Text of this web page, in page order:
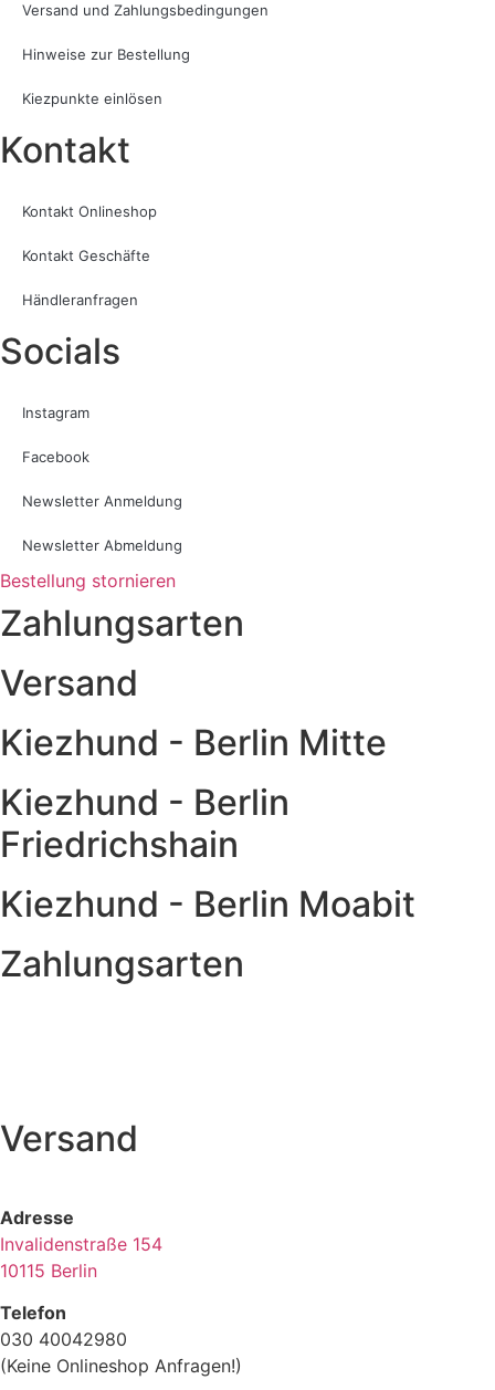
Versand und Zahlungsbedingungen
Hinweise zur Bestellung
Kiezpunkte einlösen
Kontakt​
Kontakt Onlineshop
Kontakt Geschäfte
Händleranfragen
Socials
Instagram
Facebook
Newsletter Anmeldung
Newsletter Abmeldung
Bestellung stornieren
Zahlungsarten
Versand
Kiezhund - Berlin Mitte
Kiezhund - Berlin
Friedrichshain
Kiezhund - Berlin Moabit
Zahlungsarten
Versand
Adresse
Invalidenstraße 154
10115 Berlin
Telefon
030 40042980
(Keine Onlineshop Anfragen!)